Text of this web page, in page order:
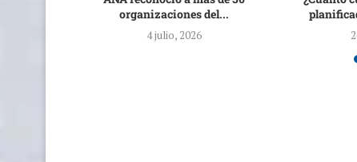
organizaciones del...
4 julio, 2026